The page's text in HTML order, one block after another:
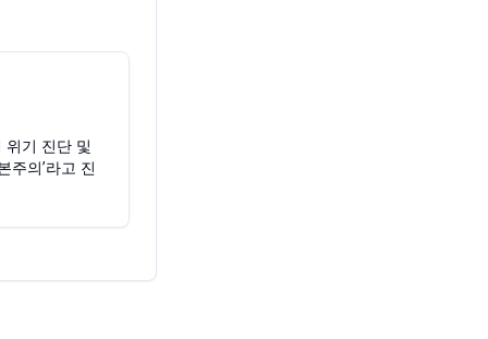
위기 진단 및
주의’라고 진